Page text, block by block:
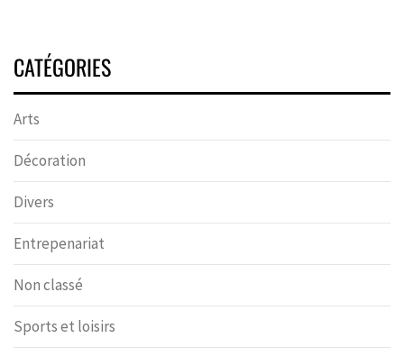
CATÉGORIES
Arts
Décoration
Divers
Entrepenariat
Non classé
Sports et loisirs